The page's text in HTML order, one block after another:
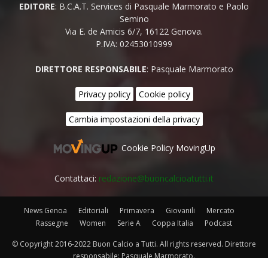
EDITORE: B.C.A.T. Services di Pasquale Marmorato e Paolo
Semino
Via E. de Amicis 6/7, 16122 Genova.
P.IVA: 02453010999
DIRETTORE RESPONSABILE: Pasquale Marmorato
Privacy policy Cookie policy
Cambia impostazioni della privacy
Cookie Policy MovingUp
Contattaci: redazione@buoncalcioatutti.it
News Genoa Editoriali Primavera Giovanili
Mercato
Rassegne
Women Serie A Coppa Italia Podcast
© Copyright 2016-2022 Buon Calcio a Tutti. All rights reserved. Direttore
responsabile: Pasquale Marmorato.